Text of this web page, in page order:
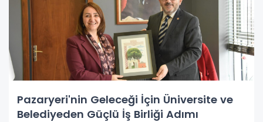
Pazaryeri'nin Geleceği İçin Üniversite ve
Belediyeden Güçlü İş Birliği Adımı